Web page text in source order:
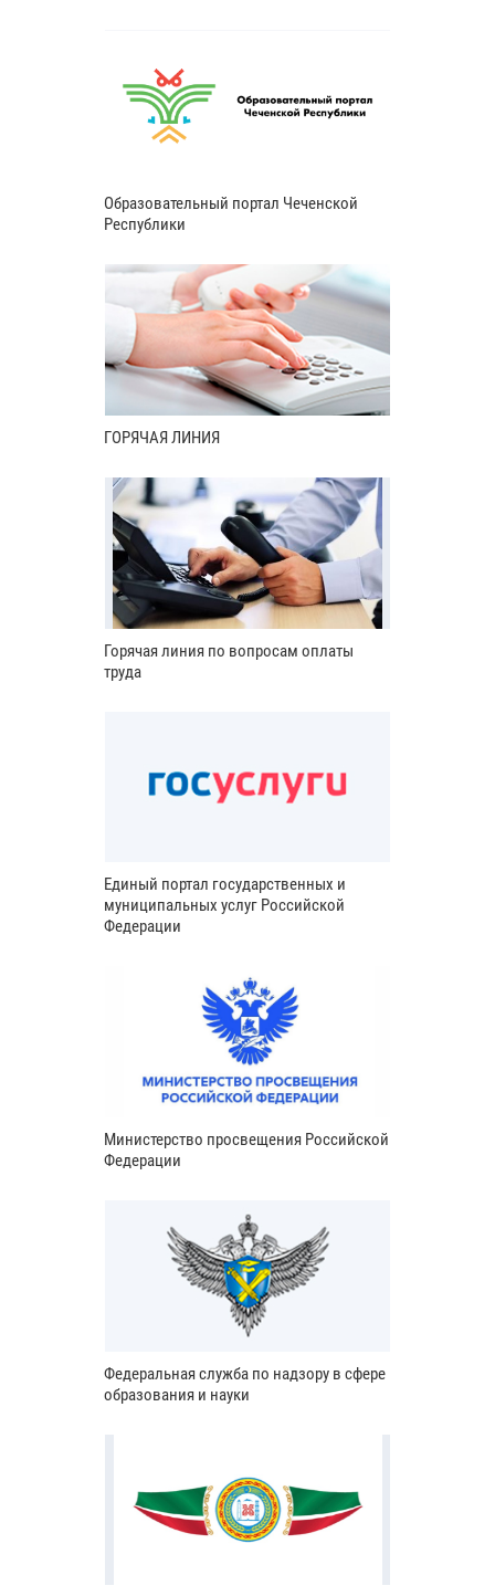
Образовательный портал Чеченской
Республики
ГОРЯЧАЯ ЛИНИЯ
Горячая линия по вопросам оплаты
труда
Единый портал государственных и
муниципальных услуг Российской
Федерации
Министерство просвещения Российской
Федерации
Федеральная служба по надзору в сфере
образования и науки